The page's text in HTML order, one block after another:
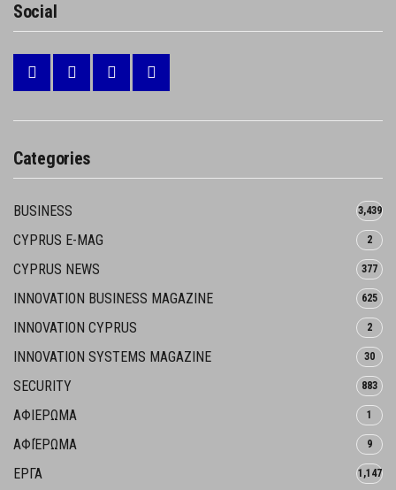
Social
Categories
BUSINESS 3,439
CYPRUS E-MAG 2
CYPRUS NEWS 377
INNOVATION BUSINESS MAGAZINE 625
INNOVATION CYPRUS 2
INNOVATION SYSTEMS MAGAZINE 30
SECURITY 883
ΑΦΙΕΡΩΜΑ 1
ΑΦΙΈΡΩΜΑ 9
ΕΡΓΑ 1,147